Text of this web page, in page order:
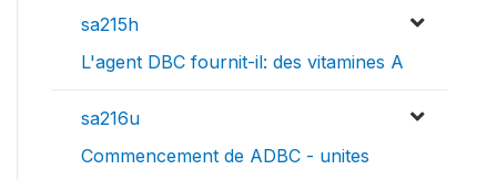
sa215h
L'agent DBC fournit-il: des vitamines A
sa216u
Commencement de ADBC - unites